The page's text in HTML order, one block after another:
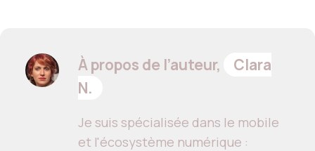
À propos de l’auteur,
Clara
N.
Je suis spécialisée dans le mobile
et l'écosystème numérique :